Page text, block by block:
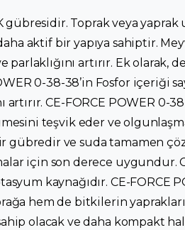
Toprak veya yaprak
aktif bir yapıya sahiptir.
artırır. Ek olarak,
0-38-38’in Fosfor içeriği
artırır. CE-FORCE POWER 0-
teşvik eder ve olgunlaşma
ve suda tamamen
için son derece uygundur.
kaynağıdır. CE-FORCE
hem de bitkilerin
olacak ve daha kompakt